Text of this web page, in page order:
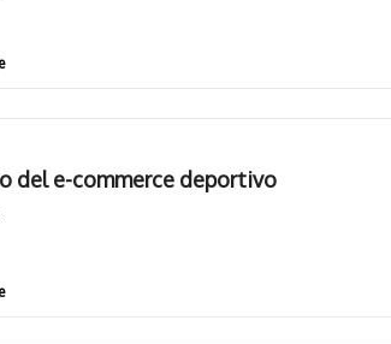
del e-commerce deportivo